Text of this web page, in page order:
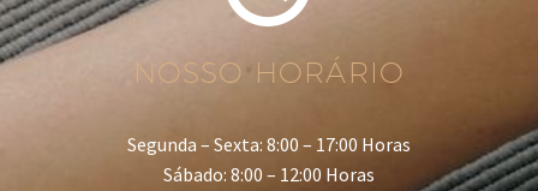
NOSSO HORÁRIO
Segunda – Sexta: 8:00 – 17:00 Horas
Sábado: 8:00 – 12:00 Horas